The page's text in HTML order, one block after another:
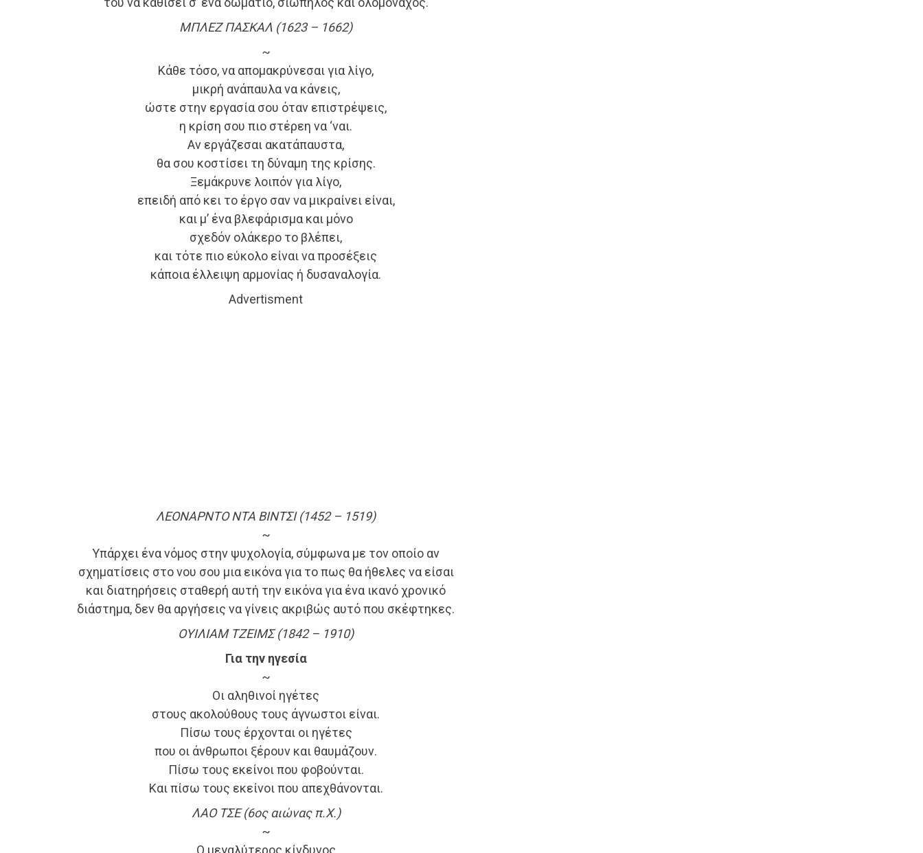
ΜΠΛΕΖ ΠΑΣΚΑΛ (1623 – 1662)
~
Κάθε τόσο, να απομακρύνεσαι για λίγο,
μικρή ανάπαυλα να κάνεις,
ώστε στην εργασία σου όταν επιστρέψεις,
η κρίση σου πιο στέρεη να ‘ναι.
Αν εργάζεσαι ακατάπαυστα,
θα σου κοστίσει τη δύναμη της κρίσης.
Ξεμάκρυνε λοιπόν για λίγο,
επειδή από κει το έργο σαν να μικραίνει είναι,
και μ’ ένα βλεφάρισμα και μόνο
σχεδόν ολάκερο το βλέπει,
και τότε πιο εύκολο είναι να προσέξεις
κάποια έλλειψη αρμονίας ή δυσαναλογία.
Advertisment
ΛΕΟΝΑΡΝΤΟ ΝΤΑ ΒΙΝΤΣΙ (1452 – 1519)
~
Υπάρχει ένα νόμος στην ψυχολογία, σύμφωνα με τον οποίο αν
σχηματίσεις στο νου σου μια εικόνα για το πως θα ήθελες να είσαι
και διατηρήσεις σταθερή αυτή την εικόνα για ένα ικανό χρονικό
διάστημα, δεν θα αργήσεις να γίνεις ακριβώς αυτό που σκέφτηκες.
ΟΥΙΛΙΑΜ ΤΖΕΙΜΣ (1842 – 1910)
Για την ηγεσία
~
Οι αληθινοί ηγέτες
στους ακολούθους τους άγνωστοι είναι.
Πίσω τους έρχονται οι ηγέτες
που οι άνθρωποι ξέρουν και θαυμάζουν.
Πίσω τους εκείνοι που φοβούνται.
Και πίσω τους εκείνοι που απεχθάνονται.
ΛΑΟ ΤΣΕ (6ος αιώνας π.Χ.)
~
Ο μεγαλύτερος κίνδυνος